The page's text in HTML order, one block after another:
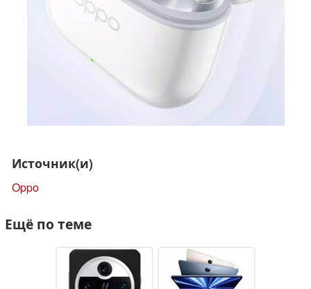
Источник(и)
Oppo
Ещё по теме